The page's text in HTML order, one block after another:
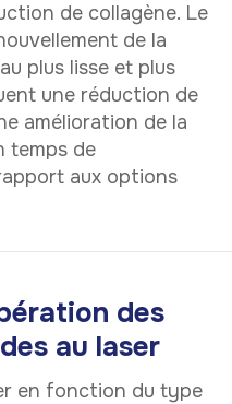
de collagène. Le
de la
plus lisse et plus
une réduction de
amélioration de la
temps de
aux options
des
au laser
en fonction du type